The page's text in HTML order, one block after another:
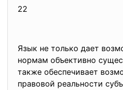
22
Язык не только дает
нормам объективно
также обеспечивает
правовой реальности